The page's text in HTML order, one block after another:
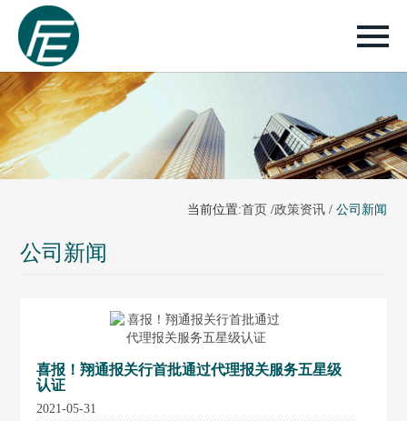
当前位置:首页 /政策资讯 / 公司新闻
公司新闻
喜报！翔通报关行首批通过代理报关服务五星级
认证
2021-05-31